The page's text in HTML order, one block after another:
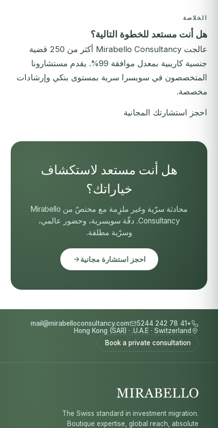
الخلاصة
هل أنت مستعد للخطوة التالية؟
عالجت Mirabello Consultancy أكثر من 250 قضية
جنسية كاريبية بمعدل موافقة 99%. يقدم مستشارونا
المتخصصون في سويسرا سرية بمستوى بنكي وإرشادات
مخصصة.
احجز استشارتك المجانية
هل أنت مستعد لاستكشاف
خياراتك؟
محادثة سرّية وغير ملزِمة مع مختصّ من Mirabello
Consultancy. دقّة سويسرية، وحضور عالمي،
وسرّية مطلقة.
احجز استشارة مجانية
+41 78 242 5244
mail@mirabelloconsultancy.com
Switzerland
·
U.A.E.
·
Hong Kong (SAR)
Book a private consultation
The Swiss standard in investment migration.
Boutique expertise, global reach, absolute